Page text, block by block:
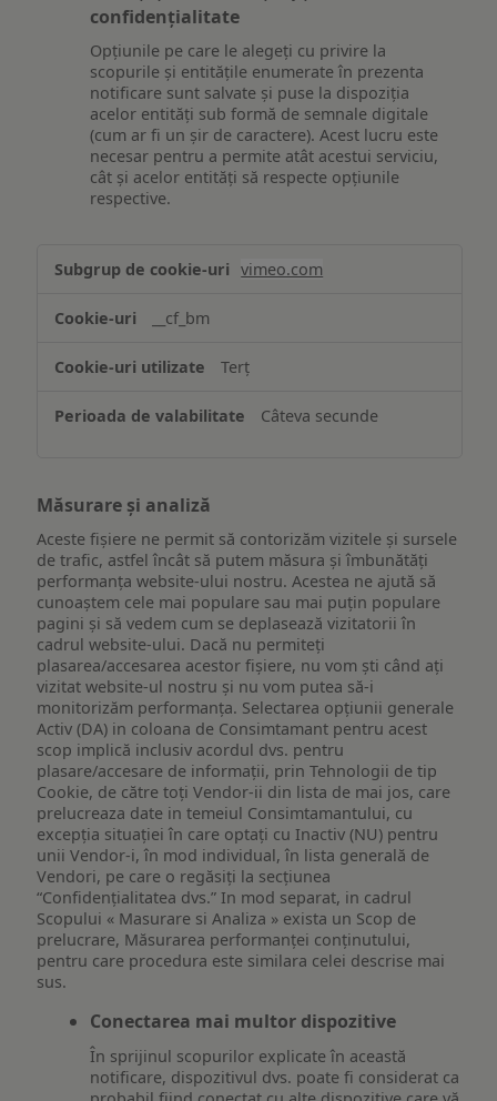
confidențialitate
Opțiunile pe care le alegeți cu privire la
scopurile și entitățile enumerate în prezenta
notificare sunt salvate și puse la dispoziția
acelor entități sub formă de semnale digitale
(cum ar fi un șir de caractere). Acest lucru este
necesar pentru a permite atât acestui serviciu,
cât și acelor entități să respecte opțiunile
respective.
funcționalităților
ului
vimeo.com
__cf_bm
Terț
Câteva secunde
Măsurare și analiză
Aceste fișiere ne permit să contorizăm vizitele și sursele
de trafic, astfel încât să putem măsura și îmbunătăți
performanța website-ului nostru. Acestea ne ajută să
cunoaștem cele mai populare sau mai puțin populare
pagini și să vedem cum se deplasează vizitatorii în
cadrul website-ului. Dacă nu permiteți
plasarea/accesarea acestor fișiere, nu vom ști când ați
vizitat website-ul nostru și nu vom putea să-i
monitorizăm performanța. Selectarea opțiunii generale
Activ (DA) in coloana de Consimtamant pentru acest
scop implică inclusiv acordul dvs. pentru
plasare/accesare de informații, prin Tehnologii de tip
Cookie, de către toți Vendor-ii din lista de mai jos, care
prelucreaza date in temeiul Consimtamantului, cu
excepția situației în care optați cu Inactiv (NU) pentru
unii Vendor-i, în mod individual, în lista generală de
Vendori, pe care o regăsiți la secțiunea
“Confidențialitatea dvs.” In mod separat, in cadrul
Scopului « Masurare si Analiza » exista un Scop de
prelucrare, Măsurarea performanței conținutului,
pentru care procedura este similara celei descrise mai
sus.
Conectarea mai multor dispozitive
În sprijinul scopurilor explicate în această
notificare, dispozitivul dvs. poate fi considerat ca